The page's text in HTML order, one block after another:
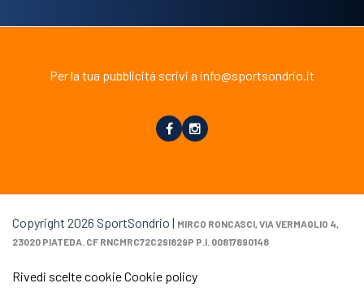
Per la tua pubblicità scrivi a info@sportsondrio.it
Copyright 2026 SportSondrio | MIRCO RONCASCI, VIA VERMAGLIO 4,
23020 PIATEDA. CF RNCMRC72C29I829P P.I. 00817890148
Rivedi scelte cookieCookie policy